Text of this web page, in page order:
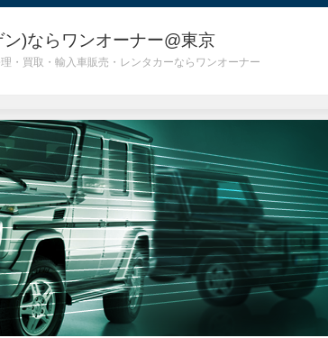
)ならワンオーナー@東京
買取・輸入車販売・レンタカーならワンオーナー